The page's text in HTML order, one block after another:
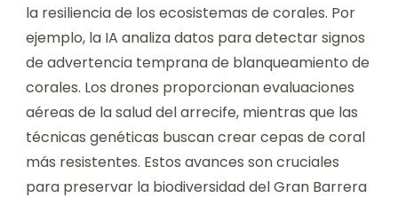
la resiliencia de los ecosistemas de corales. Por
ejemplo, la IA analiza datos para detectar signos
de advertencia temprana de blanqueamiento de
corales. Los drones proporcionan evaluaciones
aéreas de la salud del arrecife, mientras que las
técnicas genéticas buscan crear cepas de coral
más resistentes. Estos avances son cruciales
para preservar la biodiversidad del Gran Barrera